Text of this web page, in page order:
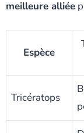
meilleure alliée
Espèce
Tricératops